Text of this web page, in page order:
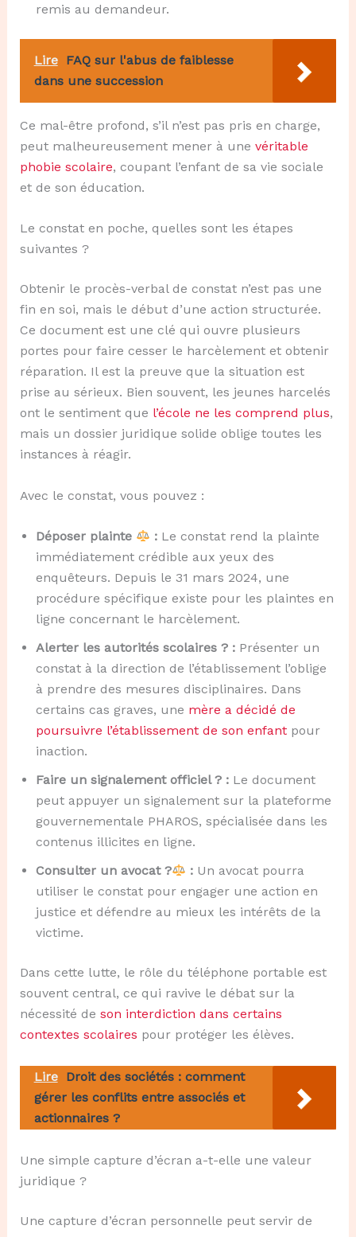
remis au demandeur.
Lire FAQ sur l'abus de faiblesse
dans une succession
Ce mal-être profond, s’il n’est pas pris en charge,
peut malheureusement mener à une véritable
phobie scolaire, coupant l’enfant de sa vie sociale
et de son éducation.
Le constat en poche, quelles sont les étapes
suivantes ?
Obtenir le procès-verbal de constat n’est pas une
fin en soi, mais le début d’une action structurée.
Ce document est une clé qui ouvre plusieurs
portes pour faire cesser le harcèlement et obtenir
réparation. Il est la preuve que la situation est
prise au sérieux. Bien souvent, les jeunes harcelés
ont le sentiment que l’école ne les comprend plus,
mais un dossier juridique solide oblige toutes les
instances à réagir.
Avec le constat, vous pouvez :
Déposer plainte :Le constat rend la plainte
immédiatement crédible aux yeux des
enquêteurs. Depuis le 31 mars 2024, une
procédure spécifique existe pour les plaintes en
ligne concernant le harcèlement.
Alerter les autorités scolaires ? :Présenter un
constat à la direction de l’établissement l’oblige
à prendre des mesures disciplinaires. Dans
certains cas graves, une mère a décidé de
poursuivre l’établissement de son enfantpour
inaction.
Faire un signalement officiel ? :Le document
peut appuyer un signalement sur la plateforme
gouvernementale PHAROS, spécialisée dans les
contenus illicites en ligne.
Consulter un avocat ?‍
:Un avocat pourra
utiliser le constat pour engager une action en
justice et défendre au mieux les intérêts de la
victime.
Dans cette lutte, le rôle du téléphone portable est
souvent central, ce qui ravive le débat sur la
nécessité de son interdiction dans certains
contextes scolaires pour protéger les élèves.
Lire Droit des sociétés : comment
gérer les conflits entre associés et
actionnaires ?
Une simple capture d’écran a-t-elle une valeur
juridique ?
Une capture d’écran personnelle peut servir de